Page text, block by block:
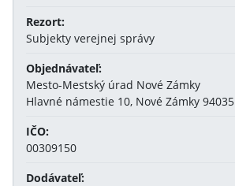
Rezort:
Subjekty verejnej správy
Objednávateľ:
Mesto-Mestský úrad Nové Zámky
Hlavné námestie 10, Nové Zámky 94035
IČO:
00309150
Dodávateľ: